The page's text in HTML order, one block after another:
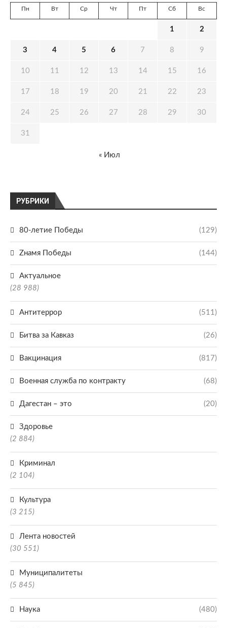
РУБРИКИ
80-летие Победы (129)
Zнамя Победы (144)
Актуальное
(28 988)
Антитеррор (511)
Битва за Кавказ (26)
Вакцинация (817)
Военная служба по контракту (68)
Дагестан – это (20)
Здоровье
(2 884)
Криминал
(2 104)
Культура
(3 215)
Лента новостей
(30 551)
Муниципалитеты
(5 845)
Наука (480)
Пн Вт Ср Чт Пт Сб Вс
1 2
3 4 5 6 7 8 9
10 11 12 13 14 15 16
17 18 19 20 21 22 23
24 25 26 27 28 29 30
31
« Июл